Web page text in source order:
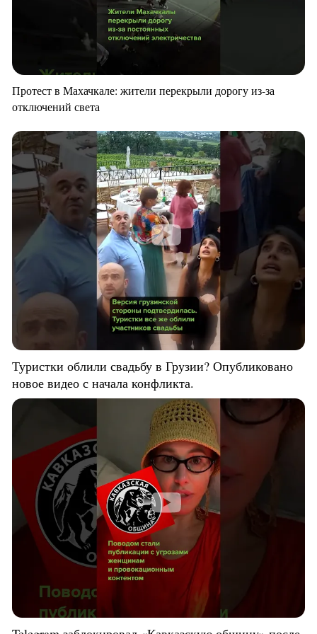
Протест в Махачкале: жители перекрыли дорогу из-за
отключений света
Туристки облили свадьбу в Грузии? Опубликовано
новое видео с начала конфликта.